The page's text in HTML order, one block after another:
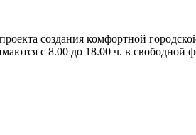
создания комфортной
с 8.00 до 18.00 ч. в свободной